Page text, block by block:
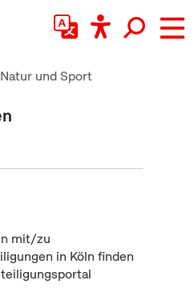
und Sport
mit/zu
in Köln finden